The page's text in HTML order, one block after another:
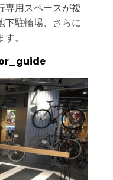
専用スペースが複
下駐輪場、さらに
。